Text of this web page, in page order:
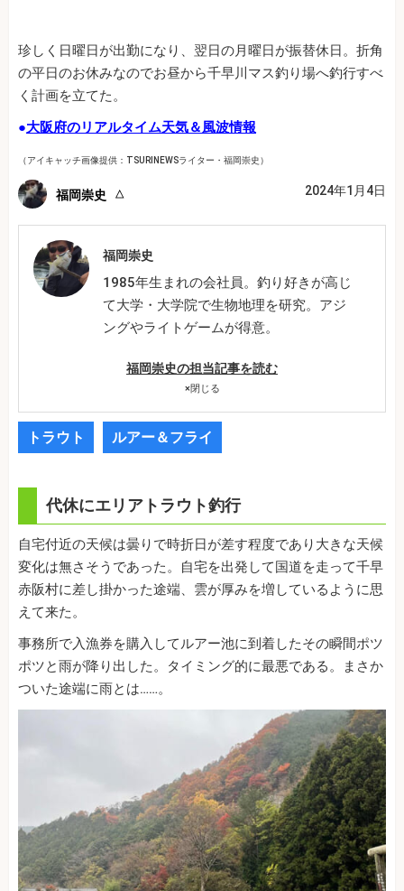
珍しく日曜日が出勤になり、翌日の月曜日が振替休日。折角
の平日のお休みなのでお昼から千早川マス釣り場へ釣行すべ
く計画を立てた。
●大阪府のリアルタイム天気＆風波情報
（アイキャッチ画像提供：TSURINEWSライター・福岡崇史）
福岡崇史 2024年1月4日
福岡崇史
1985年生まれの会社員。釣り好きが高じ
て大学・大学院で生物地理を研究。アジ
ングやライトゲームが得意。
福岡崇史の担当記事を読む
×閉じる
トラウト ルアー＆フライ
代休にエリアトラウト釣行
自宅付近の天候は曇りで時折日が差す程度であり大きな天候
変化は無さそうであった。自宅を出発して国道を走って千早
赤阪村に差し掛かった途端、雲が厚みを増しているように思
えて来た。
事務所で入漁券を購入してルアー池に到着したその瞬間ポツ
ポツと雨が降り出した。タイミング的に最悪である。まさか
ついた途端に雨とは……。